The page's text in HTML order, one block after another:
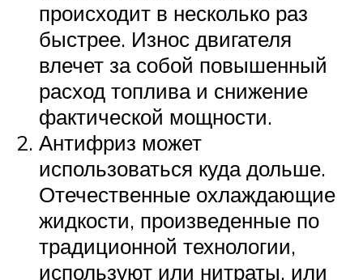
происходит в несколько раз
быстрее. Износ двигателя
влечет за собой повышенный
расход топлива и снижение
фактической мощности.
Антифриз может
использоваться куда дольше.
Отечественные охлаждающие
жидкости, произведенные по
традиционной технологии,
используют или нитраты, или